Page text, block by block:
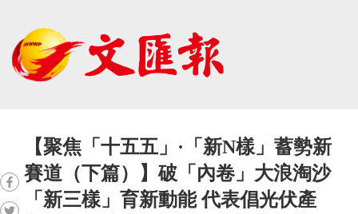
【聚焦「十五五」·「新N樣」蓄勢新
賽道（下篇）】破「內卷」大浪淘沙
「新三樣」育新動能 代表倡光伏產